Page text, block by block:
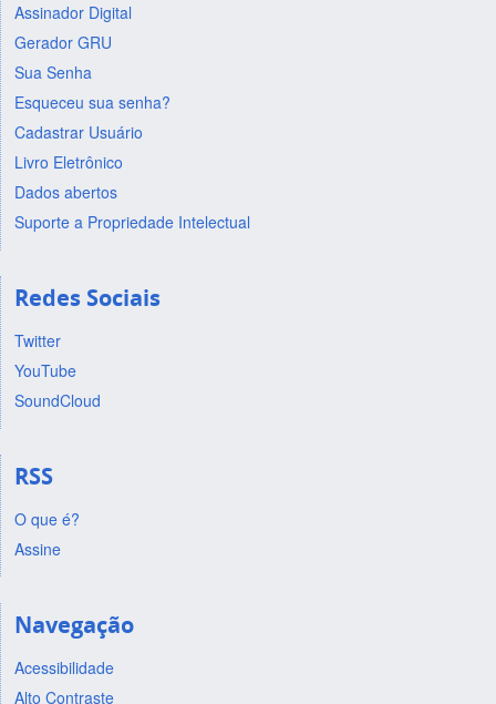
Assinador Digital
Gerador GRU
Sua Senha
Esqueceu sua senha?
Cadastrar Usuário
Livro Eletrônico
Dados abertos
Suporte a Propriedade Intelectual
Redes Sociais
Twitter
YouTube
SoundCloud
RSS
O que é?
Assine
Navegação
Acessibilidade
Alto Contraste